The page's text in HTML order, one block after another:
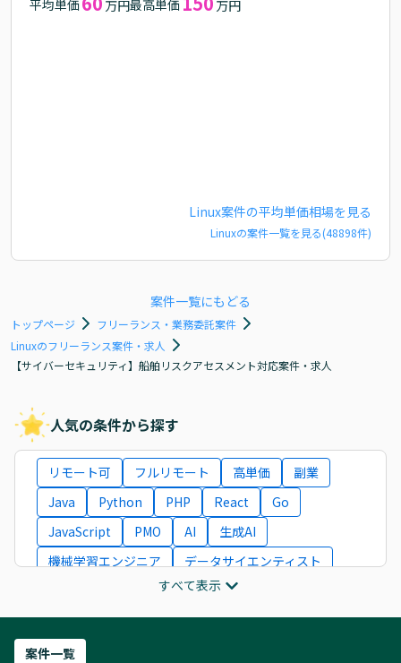
平均単価 万円最高単価 万円
Linux案件の平均単価相場を見る
Linuxの案件一覧を見る(48898件)
案件一覧にもどる
トップページ
フリーランス・業務委託案件
Linuxのフリーランス案件・求人
【サイバーセキュリティ】船舶リスクアセスメント対応案件・求人
人気の条件から探す
リモート可 フルリモート 高単価
副業
Java
Python PHP React
Go
JavaScript
PMO AI
生成AI
機械学習エンジニア
データサイエンティスト
ITコンサルタント
フロントエンドエンジニア
ネットワークエンジニア
すべて表示
案件一覧